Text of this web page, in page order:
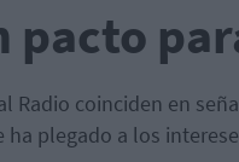
pacto
Radio coinciden en
ha plegado a los